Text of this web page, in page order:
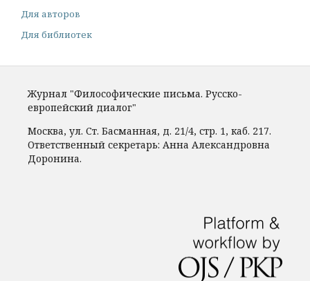
Для авторов
Для библиотек
Журнал "Философические письма. Русско-
европейский диалог"
Москва, ул. Ст. Басманная, д. 21/4, стр. 1, каб. 217.
Ответственный секретарь: Анна Александровна
Доронина.